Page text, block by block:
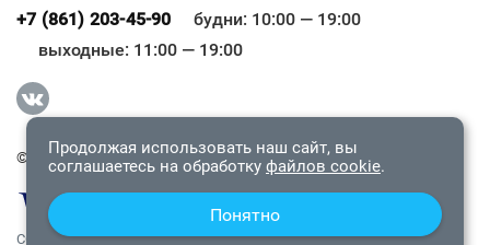
+7 (861) 203-45-90
будни: 10:00 — 19:00
выходные: 11:00 — 19:00
© 2009-2026 «Водолей Онлайн». Все права защищены.
СОГЛАШЕНИЕ О КОНФИДЕНЦИАЛЬНОСТИ
Всё верно
Продолжая использовать наш сайт, вы
соглашаетесь на обработку файлов cookie.
Понятно